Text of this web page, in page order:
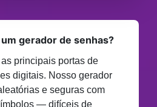
gerador de senhas?
principais portas de
digitais. Nosso gerador
e seguras com
— difíceis de